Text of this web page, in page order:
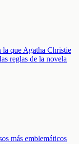
la que Agatha Christie
reglas de la novela
más emblemáticos